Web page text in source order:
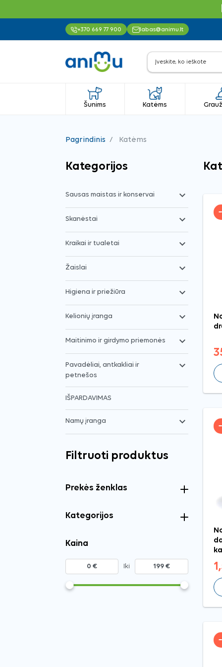
+370 669 77 900 labas@animu.lt
Šunims Katėms
Pagrindinis Katėms
Kategorijos
Sausas maistas ir konservai 
Skanėstai 
Kraikai ir tualetai 
Žaislai 
Higiena ir priežiūra 
Kelionių įranga 
Maitinimo ir girdymo priemonės 
Pavadėliai, antkakliai ir
petnešos

IŠPARDAVIMAS
Namų įranga 
Filtruoti produktus
Prekės ženklas
Kategorijos
Kaina
Iki